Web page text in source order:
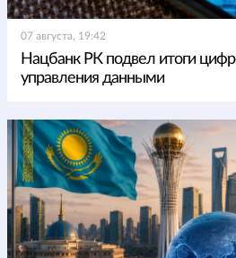
07 августа, 19:42
Нацбанк РК подвел итоги
управления данными